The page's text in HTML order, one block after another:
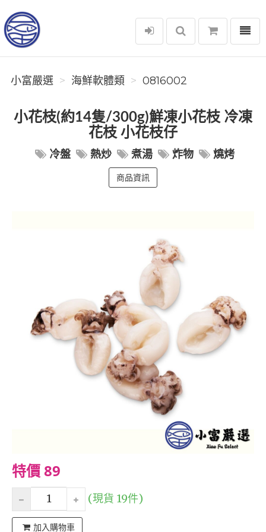
小富嚴選
選單
小富嚴選 海鮮軟體類 0816002
小花枝(約14隻/300g)鮮凍小花枝 冷凍
花枝 小花枝仔
冷盤 熱炒 煮湯 炸物 燒烤
商品資訊
特價 89
(現貨 19件)
加入購物車